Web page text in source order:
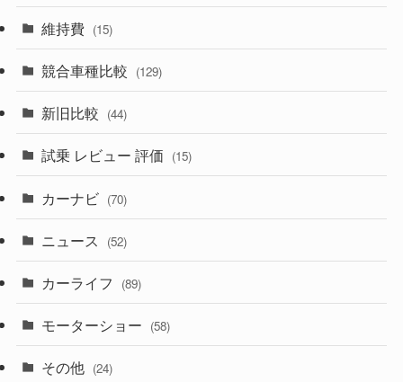
(357)
(328)
(194)
(230)
(253)
(85)
(84)
(14)
(222)
(50)
(43)
(6)
(9)
(58)
(28)
(27)
(26)
(3)
(3)
(5)
(1)
(5)
(7)
(5)
維持費 (15)
競合車種比較 (129)
新旧比較 (44)
試乗 レビュー 評価 (15)
カーナビ (70)
ニュース (52)
カーライフ (89)
モーターショー (58)
その他 (24)